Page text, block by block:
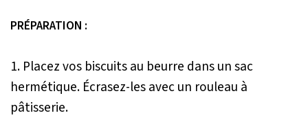
PRÉPARATION :
1. Placez vos biscuits au beurre dans un sac
hermétique. Écrasez-les avec un rouleau à
pâtisserie.